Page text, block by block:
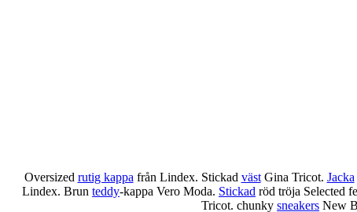
Oversized rutig kappa från Lindex. Stickad västGina Tricot. Jacka
Lindex. Brunteddy-kappa Vero Moda. Stickad röd tröja Selected
Tricot. chunkysneakers New